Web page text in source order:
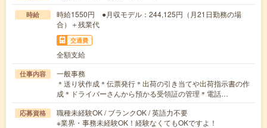
時給
時給1550円 ●月収モデル：244,125円（月21日勤務の場
合）＋残業代
交通費
全額支給
仕事内容
一般事務
＊送り状作成＊伝票発行＊出荷の引き当てや出荷指示書の作
成＊ドライバーさんから預かる受領証の管理＊電話…
応募資格
職種未経験OK / ブランクOK / 英語力不要
※業界・事務未経験OK！経験なくてもOKですよ！